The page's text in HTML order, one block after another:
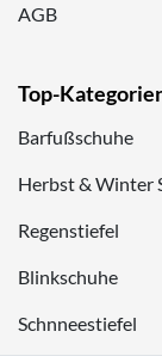
AGB
Top-
Barfußschuhe
Herbst & Winter
Regenstiefel
Blinkschuhe
Schnneestiefel